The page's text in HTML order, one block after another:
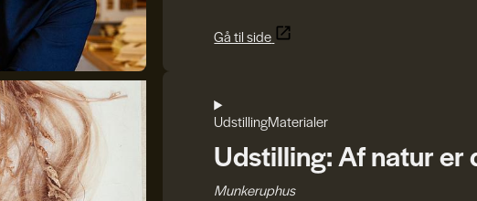
Gå til side
UdstillingMaterialer
Udstilling: Af natur er
Munkeruphus